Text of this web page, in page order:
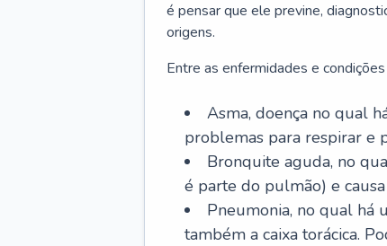
é pensar que ele previne,
origens.
Entre as enfermidades e
Asma, doença no qual
problemas para respirar e
Bronquite aguda, no
é parte do pulmão) e
Pneumonia, no qual há
também a caixa torácica.